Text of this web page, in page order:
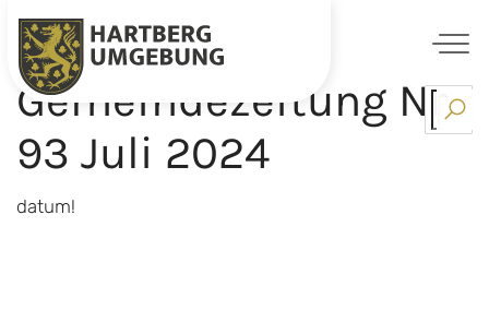
Skip
content
Gemeindezeitung Nr.
93 Juli 2024
datum!